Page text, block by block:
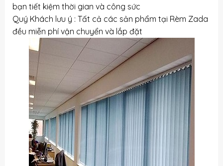
bạn tiết kiệm thời gian và công sức
Quý Khách lưu ý : Tất cả các sản phẩm tại Rèm Zada
đều miễn phí vận chuyển và lắp đặt